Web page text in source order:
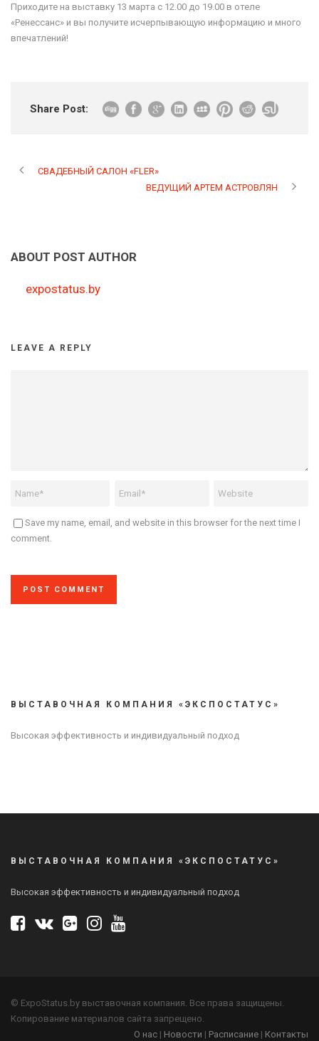
Приходите на выставку 13 марта с 12.00 до 19.00 в отеле
«Ренессанс» и вы получите исчерпывающую информацию и много
впечатлений!
Share Post:
СВАДЕБНЫЙ САЛОН «FLER»
ВЕДУЩИЙ АРТЕМ АСТРОВЛЯН
ABOUT POST AUTHOR
expostatus.by
LEAVE A REPLY
Save my name, email, and website in this browser for the next time I
comment.
ВЫСТАВОЧНАЯ КОМПАНИЯ «ЭКСПОСТАТУС»
Высокая эффективность и индивидуальный подход
ВЫСТАВОЧНАЯ КОМПАНИЯ «ЭКСПОСТАТУС»
Высокая эффективность и индивидуальный подход
© ExpoStatus.by выставочная компания. Все права защищены.
Копирование материалов сайта запрещено.
О нас | Новости | Расписание | Контакты